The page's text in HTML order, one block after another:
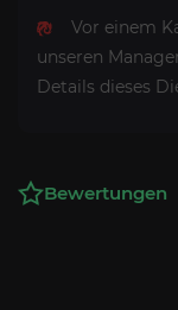
Vor einem
unseren
Details dieses
Bewertungen